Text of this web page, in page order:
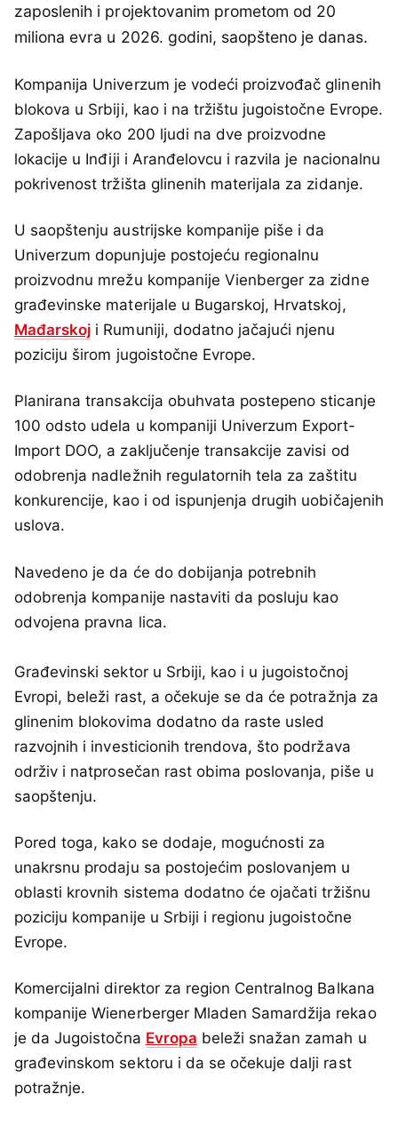
zaposlenih i projektovanim prometom od 20
miliona evra u 2026. godini, saopšteno je danas.
Kompanija Univerzum je vodeći proizvođač glinenih
blokova u Srbiji, kao i na tržištu jugoistočne Evrope.
Zapošljava oko 200 ljudi na dve proizvodne
lokacije u Inđiji i Aranđelovcu i razvila je nacionalnu
pokrivenost tržišta glinenih materijala za zidanje.
U saopštenju austrijske kompanije piše i da
Univerzum dopunjuje postojeću regionalnu
proizvodnu mrežu kompanije Vienberger za zidne
građevinske materijale u Bugarskoj, Hrvatskoj,
Mađarskoj i Rumuniji, dodatno jačajući njenu
poziciju širom jugoistočne Evrope.
Planirana transakcija obuhvata postepeno sticanje
100 odsto udela u kompaniji Univerzum Export-
Import DOO, a zaključenje transakcije zavisi od
odobrenja nadležnih regulatornih tela za zaštitu
konkurencije, kao i od ispunjenja drugih uobičajenih
uslova.
Navedeno je da će do dobijanja potrebnih
odobrenja kompanije nastaviti da posluju kao
odvojena pravna lica.
Građevinski sektor u Srbiji, kao i u jugoistočnoj
Evropi, beleži rast, a očekuje se da će potražnja za
glinenim blokovima dodatno da raste usled
razvojnih i investicionih trendova, što podržava
održiv i natprosečan rast obima poslovanja, piše u
saopštenju.
Pored toga, kako se dodaje, mogućnosti za
unakrsnu prodaju sa postojećim poslovanjem u
oblasti krovnih sistema dodatno će ojačati tržišnu
poziciju kompanije u Srbiji i regionu jugoistočne
Evrope.
Komercijalni direktor za region Centralnog Balkana
kompanije Wienerberger Mladen Samardžija rekao
je da Jugoistočna Evropa beleži snažan zamah u
građevinskom sektoru i da se očekuje dalji rast
potražnje.